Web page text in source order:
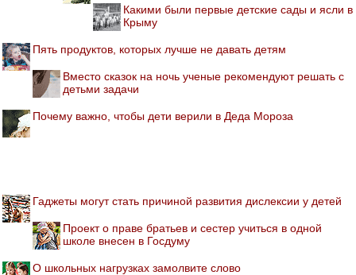
Какими были первые детские сады и ясли в
Крыму
Пять продуктов, которых лучше не давать детям
Вместо сказок на ночь ученые рекомендуют решать с
детьми задачи
Почему важно, чтобы дети верили в Деда Мороза
Гаджеты могут стать причиной развития дислексии у детей
Проект о праве братьев и сестер учиться в одной
школе внесен в Госдуму
О школьных нагрузках замолвите слово